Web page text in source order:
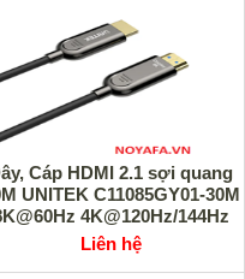
Cáp HDMI 2.1 sợi quang
UNITEK C11085GY01-30M
4K@120Hz/144Hz
cao cấp
Liên hệ